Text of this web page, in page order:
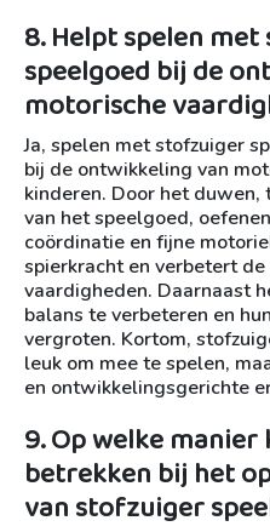
8. Helpt spelen
speelgoed bij de
motorische
Ja, spelen met stofzuiger
bij de ontwikkeling van
kinderen. Door het duwen,
van het speelgoed,
coördinatie en fijne
spierkracht en verbetert
vaardigheden. Daarnaast
balans te verbeteren en
vergroten. Kortom,
leuk om mee te spelen,
en ontwikkelingsgerichte
9. Op welke
betrekken bij het
van stofzuiger